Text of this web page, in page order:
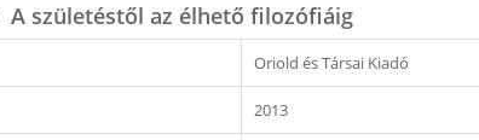
születéstől az élhető filozófiáig
Oriold és Társai Kiadó
2013